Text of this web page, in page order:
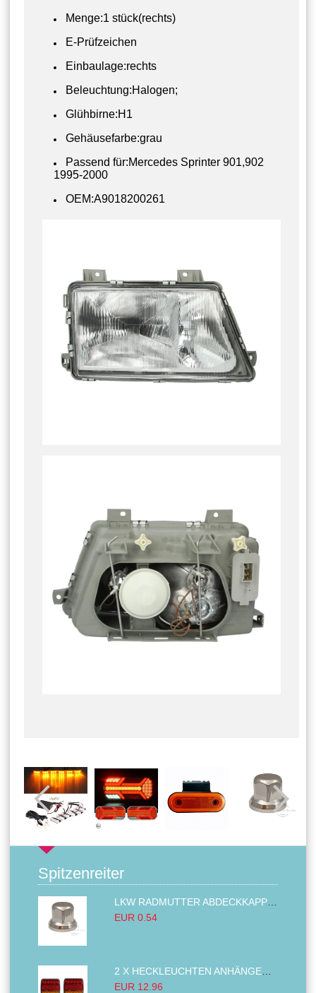
Menge:1 stück(rechts)
E-Prüfzeichen
Einbaulage:rechts
Beleuchtung:Halogen;
Glühbirne:H1
Gehäusefarbe:grau
Passend für:Mercedes Sprinter 901,902
1995-2000
OEM:A9018200261
Spitzenreiter
EUR 0.54
EUR 12.96